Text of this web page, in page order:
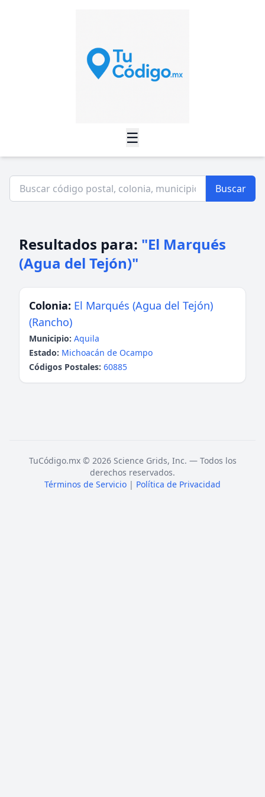
☰
Buscar
Resultados para: "El Marqués
(Agua del Tejón)"
Colonia: El Marqués (Agua del Tejón)
(Rancho)
Municipio: Aquila
Estado: Michoacán de Ocampo
Códigos Postales: 60885
TuCódigo.mx © 2026 Science Grids, Inc. — Todos los
derechos reservados.
Términos de Servicio | Política de Privacidad